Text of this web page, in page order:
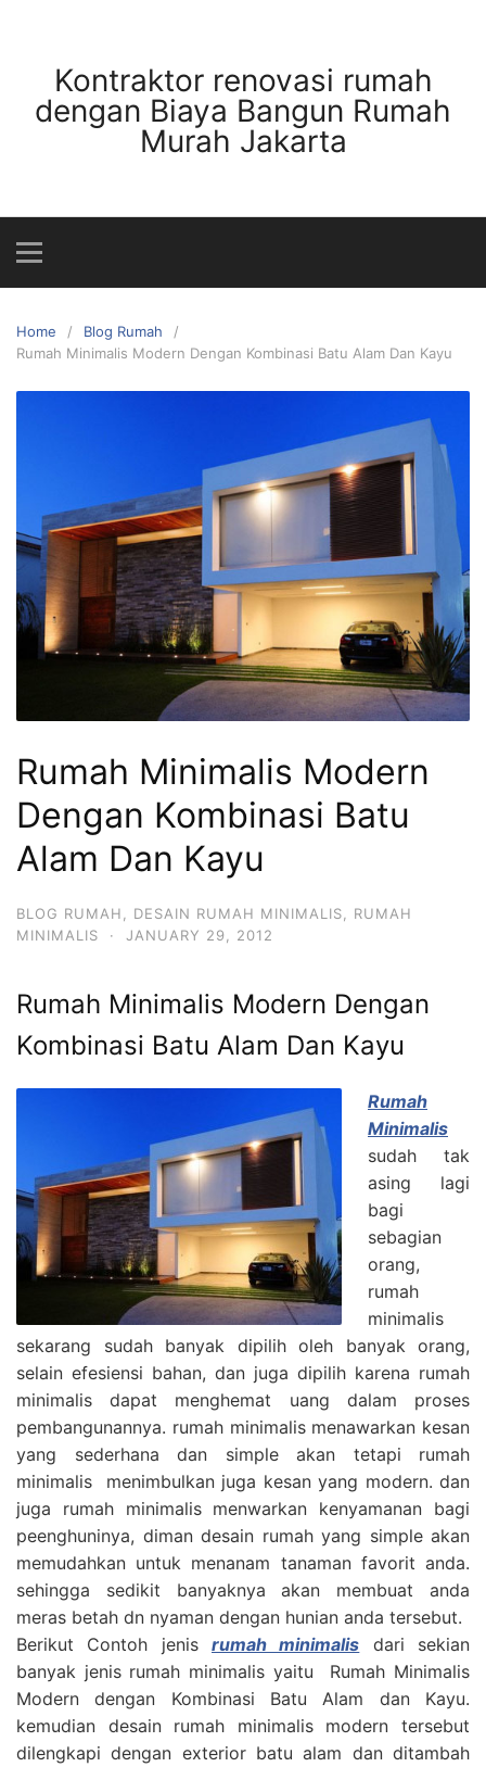
contentKontraktor renovasi rumah
dengan Biaya Bangun Rumah
Murah Jakarta
Home
Blog Rumah
Rumah Minimalis Modern Dengan Kombinasi Batu Alam Dan Kayu
Rumah Minimalis Modern
Dengan Kombinasi Batu
Alam Dan Kayu
BLOG RUMAH DESAIN RUMAH MINIMALIS
RUMAH
MINIMALIS
· JANUARY 29, 2012
Rumah Minimalis Modern Dengan
Kombinasi Batu Alam Dan Kayu
Rumah
Minimalis
sudah tak
asing lagi
bagi
sebagian
orang,
rumah
minimalis
sekarang sudah banyak dipilih oleh banyak orang,
selain efesiensi bahan, dan juga dipilih karena rumah
minimalis dapat menghemat uang dalam proses
pembangunannya. rumah minimalis menawarkan kesan
yang sederhana dan simple akan tetapi rumah
minimalis menimbulkan juga kesan yang modern. dan
juga rumah minimalis menwarkan kenyamanan bagi
peenghuninya, diman desain rumah yang simple akan
memudahkan untuk menanam tanaman favorit anda.
sehingga sedikit banyaknya akan membuat anda
meras betah dn nyaman dengan hunian anda tersebut.
Berikut Contoh jenis rumah minimalis dari sekian
banyak jenis rumah minimalis yaitu Rumah Minimalis
Modern dengan Kombinasi Batu Alam dan Kayu.
kemudian desain rumah minimalis modern tersebut
dilengkapi dengan exterior batu alam dan ditambah